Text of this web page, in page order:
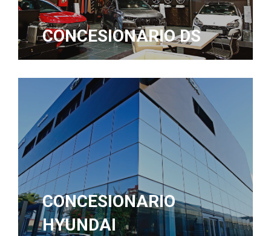
CONCESIONARIO DS
CONCESIONARIO
HYUNDAI